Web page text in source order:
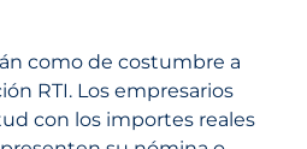
como de costumbre a
RTI. Los empresarios
con los importes reales